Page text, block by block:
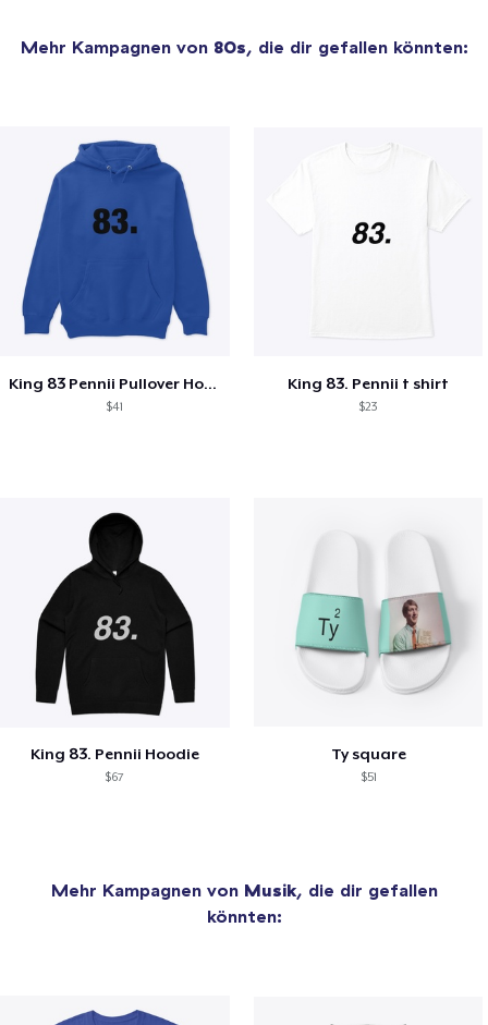
Mehr Kampagnen von 80s, die dir gefallen könnten:
King 83 Pennii Pullover Hoodie
$41
King 83. Pennii t shirt
$23
King 83. Pennii Hoodie
$67
Ty square
$51
Mehr Kampagnen von Musik, die dir gefallen
könnten: